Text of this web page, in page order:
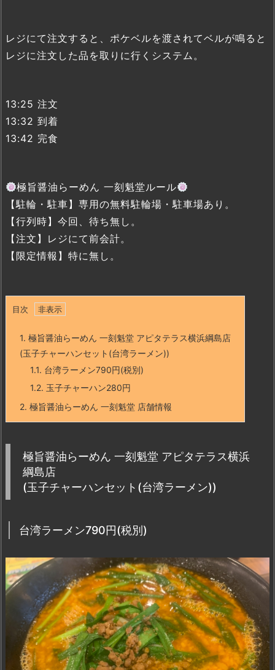
レジにて注文すると、ポケベルを渡されてベルが鳴ると
レジに注文した品を取りに行くシステム。
13:25 注文
13:32 到着
13:42 完食
極旨醤油らーめん 一刻魁堂ルール
【駐輪・駐車】専用の無料駐輪場・駐車場あり。
【行列時】今回、待ち無し。
【注文】レジにて前会計。
【限定情報】特に無し。
目次
1. 極旨醤油らーめん 一刻魁堂 アピタテラス横浜綱島店
(玉子チャーハンセット(台湾ラーメン))
1.1. 台湾ラーメン790円(税別)
1.2. 玉子チャーハン280円
2. 極旨醤油らーめん 一刻魁堂 店舗情報
極旨醤油らーめん 一刻魁堂 アピタテラス横浜
綱島店
(玉子チャーハンセット(台湾ラーメン))
台湾ラーメン790円(税別)